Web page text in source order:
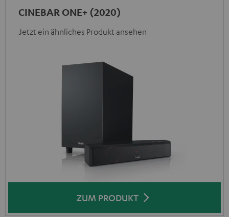
CINEBAR ONE+ (2020)
Jetzt ein ähnliches Produkt ansehen
ZUM PRODUKT